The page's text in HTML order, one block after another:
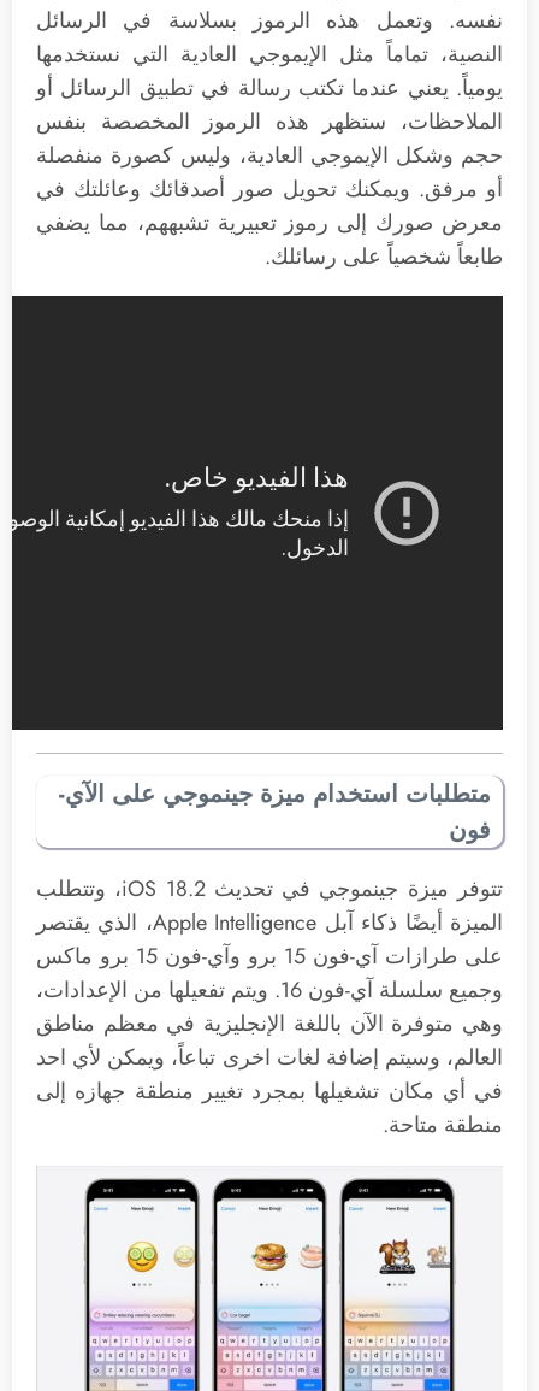
نفسه. وتعمل هذه الرموز بسلاسة في الرسائل
النصية، تماماً مثل الإيموجي العادية التي نستخدمها
يومياً. يعني عندما تكتب رسالة في تطبيق الرسائل أو
الملاحظات، ستظهر هذه الرموز المخصصة بنفس
حجم وشكل الإيموجي العادية، وليس كصورة منفصلة
أو مرفق. ويمكنك تحويل صور أصدقائك وعائلتك في
معرض صورك إلى رموز تعبيرية تشبههم، مما يضفي
طابعاً شخصياً على رسائلك.
متطلبات استخدام ميزة جينموجي على الآي-
فون
تتوفر ميزة جينموجي في تحديث iOS 18.2، وتتطلب
الميزة أيضًا ذكاء آبل Apple Intelligence، الذي يقتصر
على طرازات آي-فون 15 برو وآي-فون 15 برو ماكس
وجميع سلسلة آي-فون 16. ويتم تفعيلها من الإعدادات،
وهي متوفرة الآن باللغة الإنجليزية في معظم مناطق
العالم، وسيتم إضافة لغات اخرى تباعاً، ويمكن لأي احد
في أي مكان تشغيلها بمجرد تغيير منطقة جهازه إلى
منطقة متاحة.